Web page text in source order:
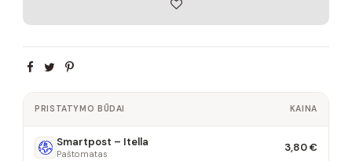
PRISTATYMO BŪDAI KAINA
Smartpost – Itella
Paštomatas 3,80 €